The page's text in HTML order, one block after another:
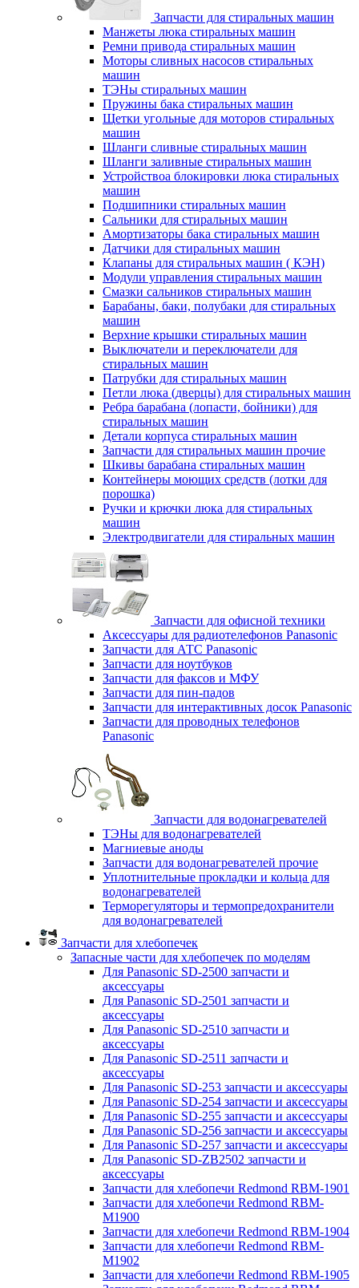
Запчасти для стиральных машин
Манжеты люка стиральных машин
Ремни привода стиральных машин
Моторы сливных насосов стиральных
машин
ТЭНы стиральных машин
Пружины бака стиральных машин
Щетки угольные для моторов стиральных
машин
Шланги сливные стиральных машин
Шланги заливные стиральных машин
Устройствоа блокировки люка стиральных
машин
Подшипники стиральных машин
Сальники для стиральных машин
Амортизаторы бака стиральных машин
Датчики для стиральных машин
Клапаны для стиральных машин ( КЭН)
Модули управления стиральных машин
Смазки сальников стиральных машин
Барабаны, баки, полубаки для стиральных
машин
Верхние крышки стиральных машин
Выключатели и переключатели для
стиральных машин
Патрубки для стиральных машин
Петли люка (дверцы) для стиральных машин
Ребра барабана (лопасти, бойники) для
стиральных машин
Детали корпуса стиральных машин
Запчасти для стиральных машин прочие
Шкивы барабана стиральных машин
Контейнеры моющих средств (лотки для
порошка)
Ручки и крючки люка для стиральных
машин
Электродвигатели для стиральных машин
Запчасти для офисной техники
Аксессуары для радиотелефонов Panasonic
Запчасти для АТС Panasonic
Запчасти для ноутбуков
Запчасти для факсов и МФУ
Запчасти для пин-падов
Запчасти для интерактивных досок Panasonic
Запчасти для проводных телефонов
Panasonic
Запчасти для водонагревателей
ТЭНы для водонагревателей
Магниевые аноды
Запчасти для водонагревателей прочие
Уплотнительные прокладки и кольца для
водонагревателей
Терморегуляторы и термопредохранители
для водонагревателей
Запчасти для хлебопечек
Запасные части для хлебопечек по моделям
Для Panasonic SD-2500 запчасти и
аксессуары
Для Panasonic SD-2501 запчасти и
аксессуары
Для Panasonic SD-2510 запчасти и
аксессуары
Для Panasonic SD-2511 запчасти и
аксессуары
Для Panasonic SD-253 запчасти и аксессуары
Для Panasonic SD-254 запчасти и аксессуары
Для Panasonic SD-255 запчасти и аксессуары
Для Panasonic SD-256 запчасти и аксессуары
Для Panasonic SD-257 запчасти и аксессуары
Для Panasonic SD-ZB2502 запчасти и
аксессуары
Запчасти для хлебопечи Redmond RBM-1901
Запчасти для хлебопечи Redmond RBM-
M1900
Запчасти для хлебопечи Redmond RBM-1904
Запчасти для хлебопечи Redmond RBM-
M1902
Запчасти для хлебопечи Redmond RBM-1905